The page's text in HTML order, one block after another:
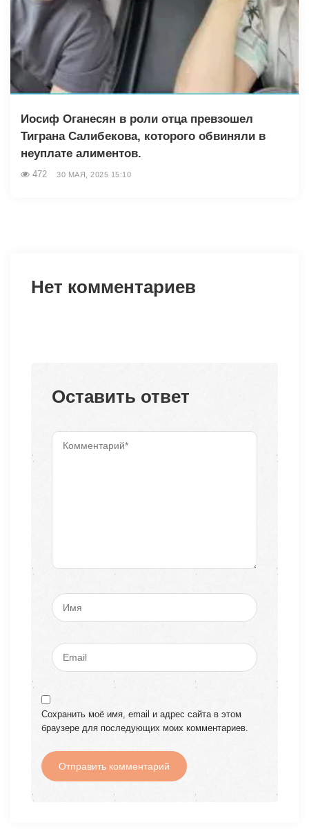
Иосиф Оганесян в роли отца превзошел
Тиграна Салибекова, которого обвиняли в
неуплате алиментов.
472 30 МАЯ, 2025 15:10
Нет комментариев
Оставить ответ
Сохранить моё имя, email и адрес сайта в этом
браузере для последующих моих комментариев.